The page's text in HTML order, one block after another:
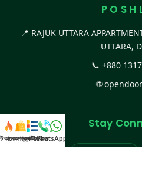
P O S H
📍 RAJUK UTTARA
UTTARA,
📞 +880
🌐
Stay
কালেকশন
সকল প্রডাক্টক্যাটাগরিকল
WhatsApp করুন